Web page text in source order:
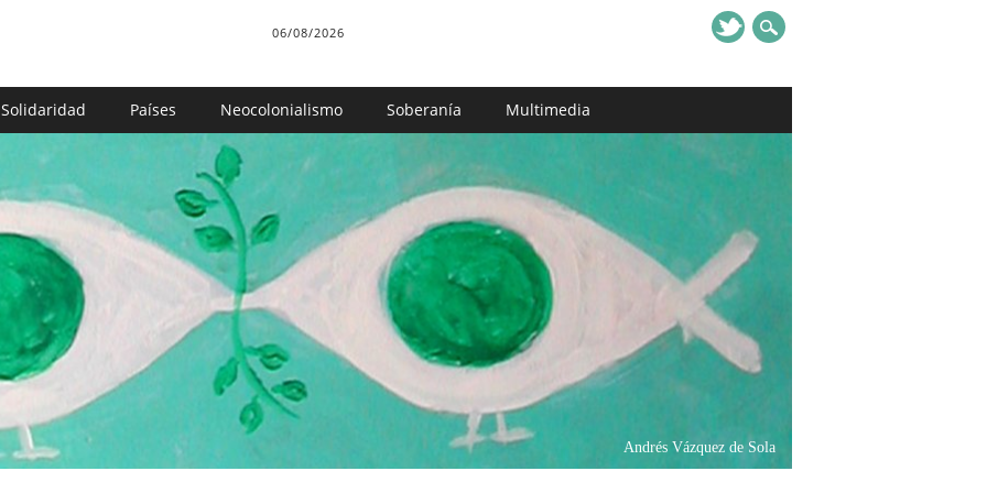
06/08/2026
Solidaridad Países Neocolonialismo Soberanía Multimedia
Andrés Vázquez de Sola